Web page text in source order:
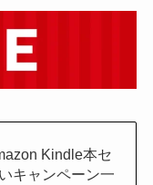
Kindle本セ
キャンペーン一